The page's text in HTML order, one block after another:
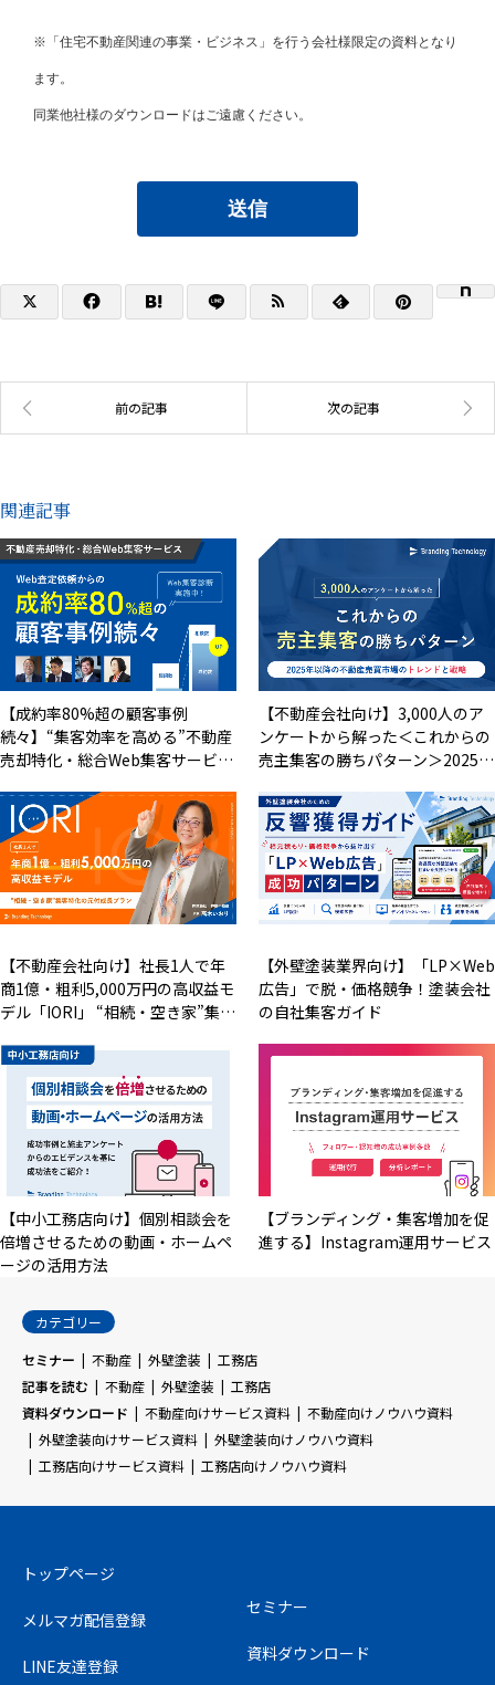
※「住宅不動産関連の事業・ビジネス」を行う会社様限定の資料となり
ます。
同業他社様のダウンロードはご遠慮ください。
送信
関連記事
【成約率80%超の顧客事例
続々】“集客効率を高める”不動産
売却特化・総合Web集客サービ…
【不動産会社向け】3,000人のア
ンケートから解った＜これからの
売主集客の勝ちパターン＞2025…
【不動産会社向け】社長1人で年
商1億・粗利5,000万円の高収益モ
デル「IORI」 “相続・空き家”集…
【外壁塗装業界向け】「LP×Web
広告」で脱・価格競争！塗装会社
の自社集客ガイド
【中小工務店向け】個別相談会を
倍増させるための動画・ホームペ
ージの活用方法
【ブランディング・集客増加を促
進する】Instagram運用サービス
カテゴリー
セミナー
不動産 外壁塗装
工務店
記事を読む
不動産 外壁塗装
工務店
資料ダウンロード
不動産向けサービス資料
不動産向けノウハウ資料
外壁塗装向けサービス資料
外壁塗装向けノウハウ資料
工務店向けサービス資料
工務店向けノウハウ資料
トップページ
メルマガ配信登録
LINE友達登録
セミナー
資料ダウンロード